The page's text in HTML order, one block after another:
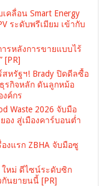
คลื่อน Smart Energy
ระดับพรีเมียม เข้ากับ
รหลังการขายแบบไร้
[PR]
หรัฐฯ! Brady ปิดดีลซื้อ
ธุรกิจหลัก ดันลูกหม้อ
งค์กร
Waste 2026 จับมือ
ง สู่เมืองคาร์บอนต่ำ
งแรก ZBHA จับมือซู
ใหม่ ดีไซน์ระดับซิก
กันยายนนี้ [PR]